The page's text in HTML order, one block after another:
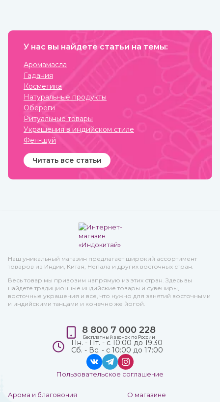
напитают, увлажнят и
выздоравливающие вновь
продолжаться до
У нас вы найдете статьи на темы:
Аромамасла
Гадания
Косметика
Натуральные продукты
Обереги
Ритуальные товары
Украшения в индийском стиле
Фен-шуй
Читать все статьи
Наш уникальный магазин предлагает широкий ассортимент
товаров из Индии, Китая, Непала и других восточных стран.
Весь товар мы привозим напрямую из этих стран. Здесь вы
найдете традиционные индийские товары и сувениры,
восточные украшения и все, что нужно для занятий восточными
и индийскими танцами и конечно же йогой.
Арома и благовония
О магазине
8 800 7 000 228
Бесплатный звонок по России
Пн. - Пт. - с 10:00 до 19:30
Сб. - Вс. - с 10:00 до 17:00
Пользовательское соглашение